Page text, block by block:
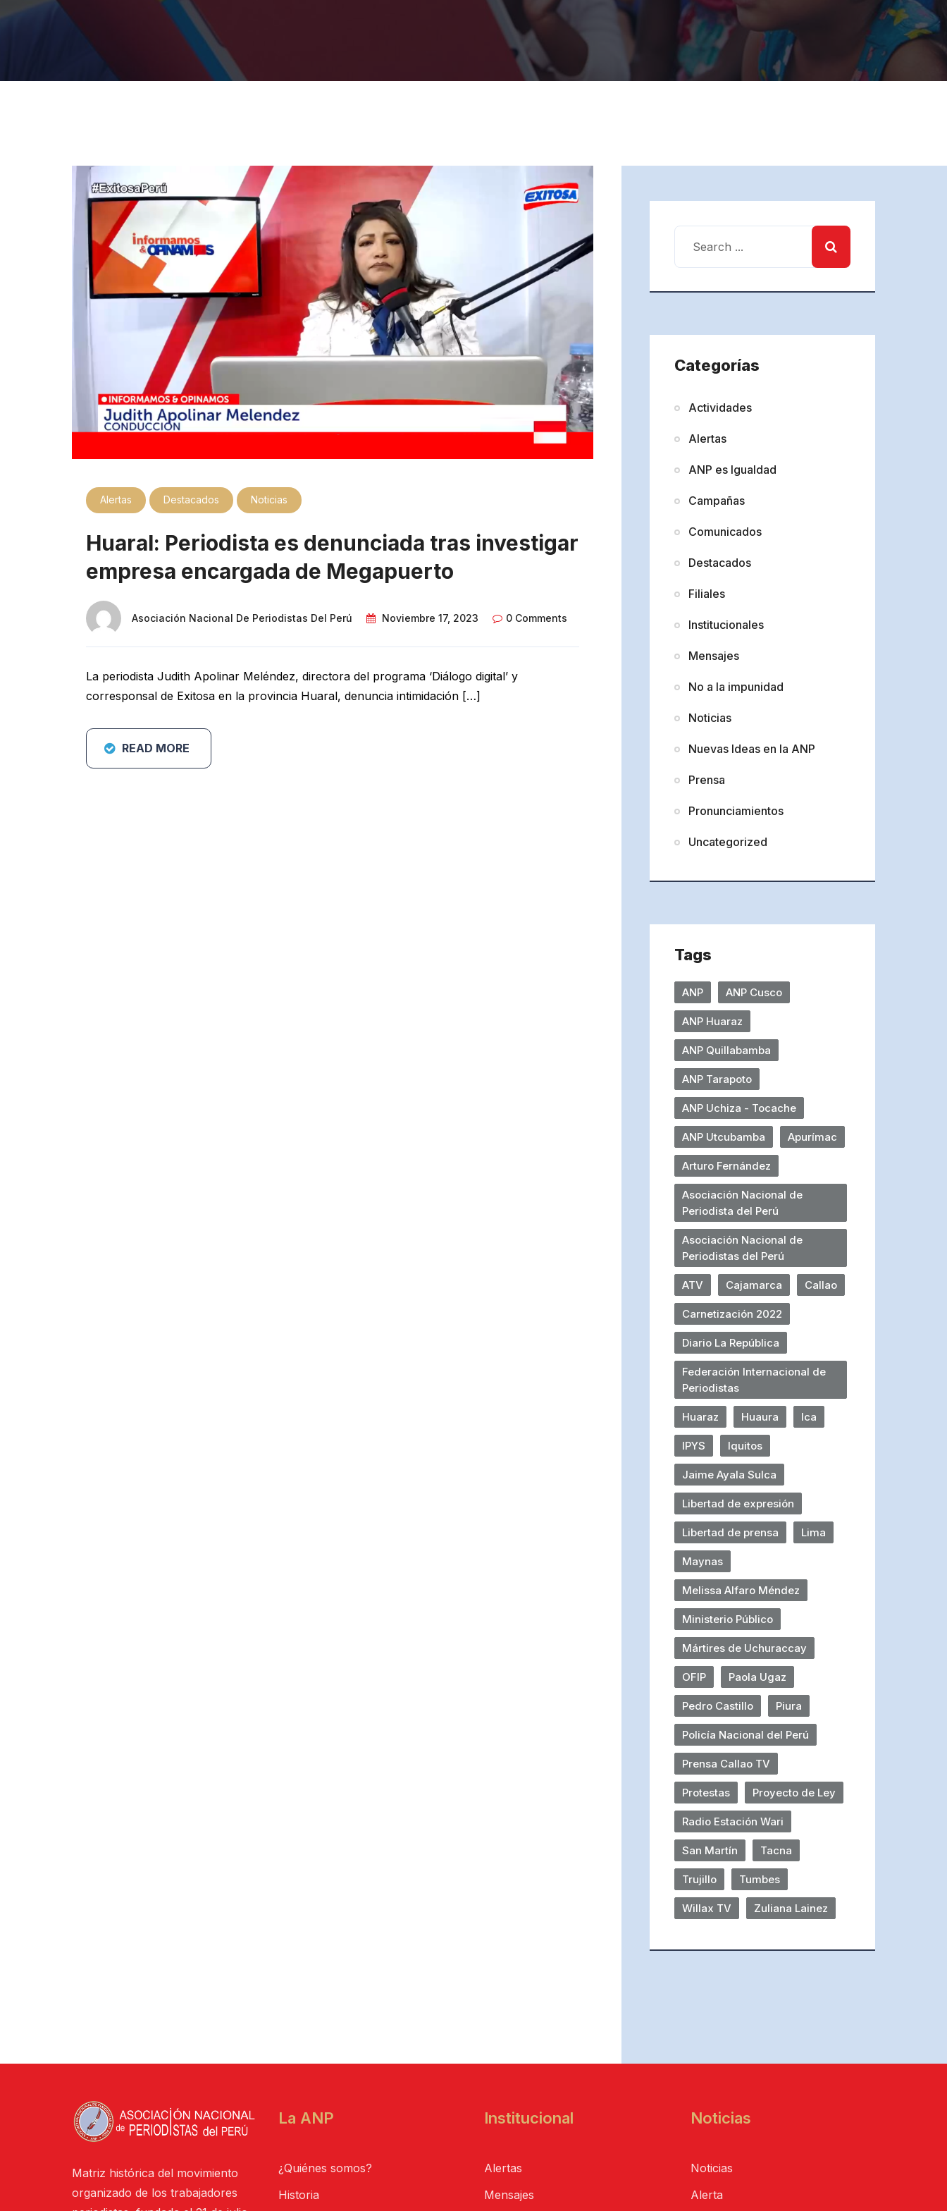
Alertas Destacados Noticias
Huaral: Periodista es denunciada tras investigar
empresa encargada de Megapuerto
Asociación Nacional De Periodistas Del Perú Noviembre 17, 2023 0 Comments
La periodista Judith Apolinar Meléndez, directora del programa ‘Diálogo digital’ y
corresponsal de Exitosa en la provincia Huaral, denuncia intimidación […]
READ MORE
Categorías
Actividades
Alertas
ANP es Igualdad
Campañas
Comunicados
Destacados
Filiales
Institucionales
Mensajes
No a la impunidad
Noticias
Nuevas Ideas en la ANP
Prensa
Pronunciamientos
Uncategorized
Tags
ANP ANP Cusco
ANP Huaraz
ANP Quillabamba
ANP Tarapoto
ANP Uchiza - Tocache
ANP Utcubamba Apurímac
Arturo Fernández
Asociación Nacional de
Periodista del Perú
Asociación Nacional de
Periodistas del Perú
ATV Cajamarca Callao
Carnetización 2022
Diario La República
Federación Internacional de
Periodistas
Huaraz Huaura Ica
IPYS Iquitos
Jaime Ayala Sulca
Libertad de expresión
Libertad de prensa Lima
Maynas
Melissa Alfaro Méndez
Ministerio Público
Mártires de Uchuraccay
OFIP Paola Ugaz
Pedro Castillo Piura
Policía Nacional del Perú
Prensa Callao TV
Protestas Proyecto de Ley
Radio Estación Wari
San Martín Tacna
Trujillo Tumbes
Willax TV Zuliana Lainez
Matriz histórica del movimiento
organizado de los trabajadores
La ANP
¿Quiénes somos?
Historia
Institucional
Alertas
Mensajes
Noticias
Noticias
Alerta